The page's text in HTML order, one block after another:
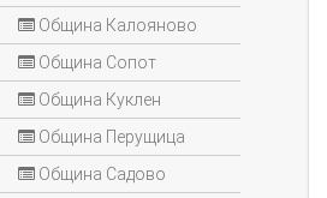
Община Калояново
Община Сопот
Община Куклен
Община Перущица
Община Садово